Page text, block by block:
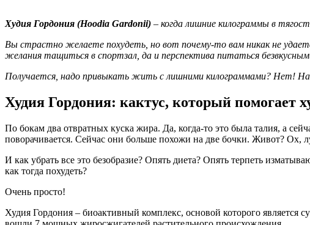
Худия Гордония (Hoodia Gardonii) – когда лишние килограммы в
Вы страстно желаете похудеть, но вот почему-то вам никак не
желания тащиться в спортзал, да и перспектива питаться
Получается, надо привыкать жить с лишними килограммами? Нет!
Худия Гордония: кактус, который помогает
По бокам два отвратных куска жира. Да, когда-то это была талия, а
поворачивается. Сейчас они больше похожи на две бочки. Живот? Ох,
И как убрать все это безобразие? Опять диета? Опять терпеть
как тогда похудеть?
Очень просто!
Худия Гордония – биоактивный комплекс, основой которого является